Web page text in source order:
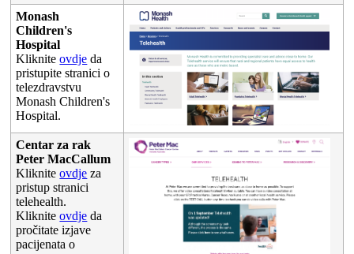
Monash
Children's
Hospital
Kliknite ovdje da
pristupite stranici o
telezdravstvu
Monash Children's
Hospital.
Centar za rak
Peter MacCallum
Kliknite ovdje za
pristup stranici
telehealth.
Kliknite ovdje da
pročitate izjave
pacijenata o